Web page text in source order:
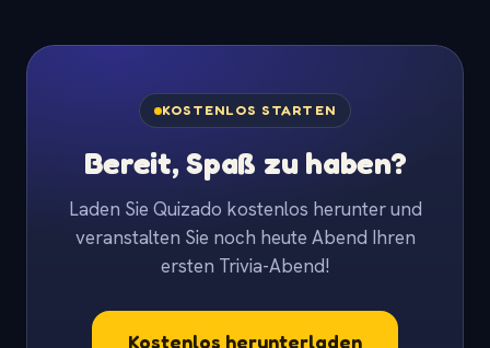
KOSTENLOS STARTEN
Bereit, Spaß zu haben?
Laden Sie Quizado kostenlos herunter und
veranstalten Sie noch heute Abend Ihren
ersten Trivia-Abend!
Kostenlos herunterladen